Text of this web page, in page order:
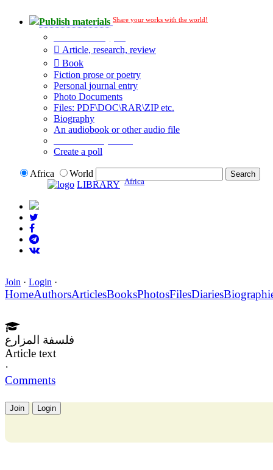
Publish materials Share your works with the world!
Article, research, review
Book
Fiction prose or poetry
Personal journal entry
Photo Documents
Files: PDF\DOC\RAR\ZIP etc.
Biography
An audiobook or other audio file
Create a poll
Africa
World
LIBRARY Africa
Join · Login ·
HomeAuthorsArticlesBooksPhotosFilesDiaries
فلسفة المزارع
Article text
·
Comments
Join Login